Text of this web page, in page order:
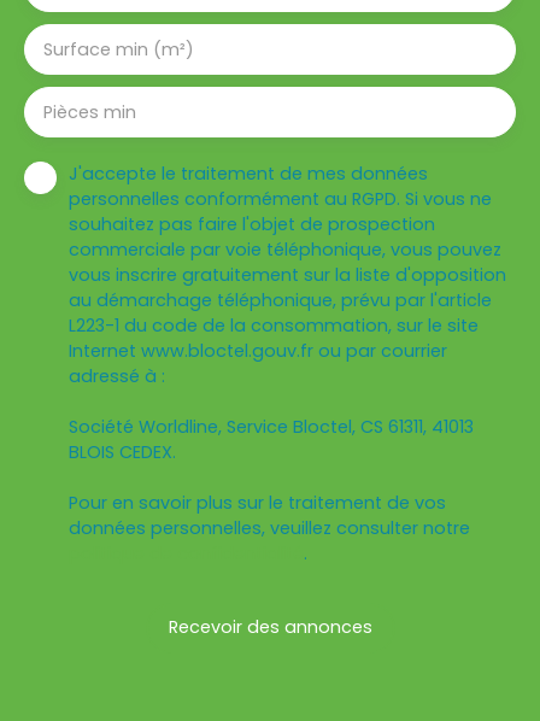
Surface min (m²)
Pièces min
J'accepte le traitement de mes données
personnelles conformément au RGPD. Si vous ne
souhaitez pas faire l'objet de prospection
commerciale par voie téléphonique, vous pouvez
vous inscrire gratuitement sur la liste d'opposition
au démarchage téléphonique, prévu par l'article
L223-1 du code de la consommation, sur le site
Internet www.bloctel.gouv.fr ou par courrier
adressé à :
Société Worldline, Service Bloctel, CS 61311, 41013
BLOIS CEDEX.
Pour en savoir plus sur le traitement de vos
données personnelles, veuillez consulter notre
.
Recevoir des annonces